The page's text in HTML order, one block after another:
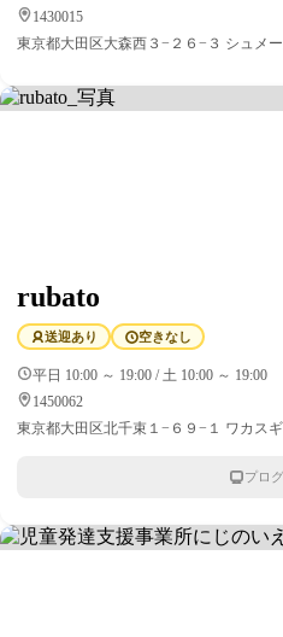
1430015
東京都大田区大森西３−２６−３ シュメ
rubato
送迎あり 空きなし
平日 10:00 ～ 19:00 / 土 10:00 ～ 19:00
1450062
東京都大田区北千束１−６９−１ ワカス
プロ